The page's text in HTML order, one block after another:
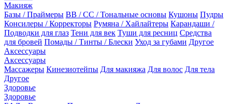
Макияж
Базы / Праймеры BB / CC / Тональные основы Кушоны Пудры
Консилеры / Корректоры Румяна / Хайлайтеры Карандаши /
Подводки для глаз Тени для век Туши для ресниц Средства
для бровей Помады / Тинты / Блески Уход за губами Другое
Аксессуары
Аксессуары
Массажеры Кинезиотейпы Для макияжа Для волос Для тела
Другое
Здоровье
Здоровье